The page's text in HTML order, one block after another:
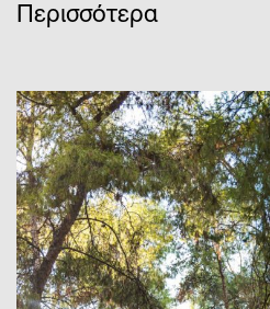
Περισσότερα